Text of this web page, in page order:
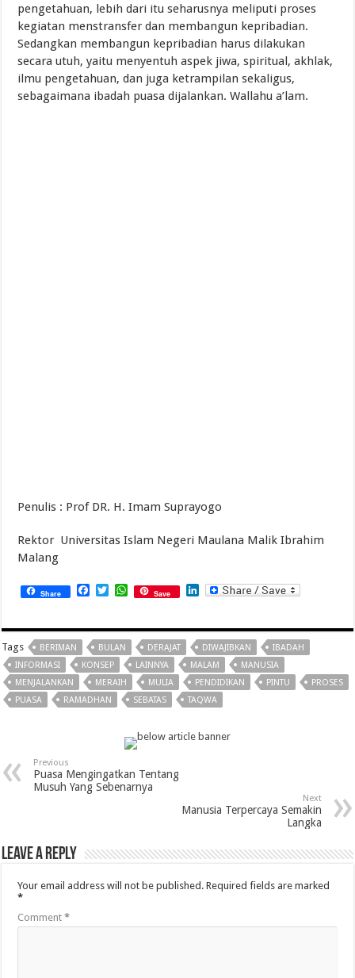
pengetahuan, lebih dari itu seharusnya meliputi proses
kegiatan menstransfer dan membangun kepribadian.
Sedangkan membangun kepribadian harus dilakukan
secara utuh, yaitu menyentuh aspek jiwa, spiritual, akhlak,
ilmu pengetahuan, dan juga ketrampilan sekaligus,
sebagaimana ibadah puasa dijalankan. Wallahu a’lam.
Penulis : Prof DR. H. Imam Suprayogo
Rektor Universitas Islam Negeri Maulana Malik Ibrahim
Malang
Share Facebook
TwitterWhatsApp
Save LinkedIn
Tags BERIMAN BULAN DERAJAT DIWAJIBKAN
IBADAH
INFORMASI
KONSEP LAINNYA MALAM
MANUSIA
MENJALANKAN
MERAIH MULIA PENDIDIKAN PINTU
PROSES
PUASA
RAMADHAN SEBATAS TAQWA
Previous
Puasa Mengingatkan Tentang
Musuh Yang Sebenarnya
Next
Manusia Terpercaya Semakin
Langka
Leave a Reply
Your email address will not be published. Required fields are marked
*
Comment*